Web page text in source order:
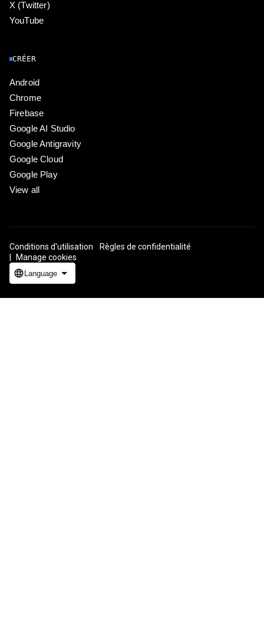
X (Twitter)
YouTube
CRÉER
Android
Chrome
Firebase
Google AI Studio
Google Antigravity
Google Cloud
Google Play
View all
Conditions d'utilisation
Règles de confidentialité
Manage cookies